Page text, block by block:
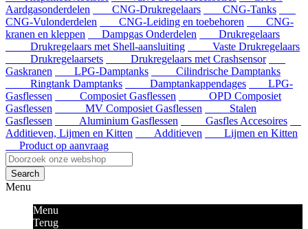
Aardgasonderdelen
CNG-Drukregelaars
CNG-Tanks
CNG-Vulonderdelen
CNG-Leiding en toebehoren
CNG-
kranen en kleppen
Dampgas Onderdelen
Drukregelaars
Drukregelaars met Shell-aansluiting
Vaste Drukregelaars
Drukregelaarsets
Drukregelaars met Crashsensor
Gaskranen
LPG-Damptanks
Cilindrische Damptanks
Ringtank Damptanks
Damptankappendages
LPG-
Gasflessen
Composiet Gasflessen
OPD Composiet
Gasflessen
MV Composiet Gasflessen
Stalen
Gasflessen
Aluminium Gasflessen
Gasfles Accesoires
Additieven, Lijmen en Kitten
Additieven
Lijmen en Kitten
Product op aanvraag
Search
Menu
Menu
Terug